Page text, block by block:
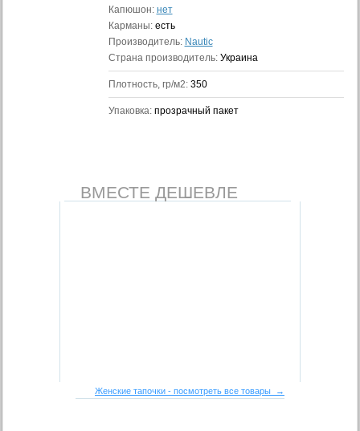
Капюшон: нет
Карманы: есть
Производитель: Nautic
Страна производитель: Украина
Плотность, гр/м2: 350
Упаковка: прозрачный пакет
ВМЕСТЕ ДЕШЕВЛЕ
Женские тапочки - посмотреть все товары →